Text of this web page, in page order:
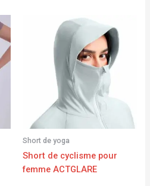
Short de yoga
Short de cyclisme pour
femme ACTGLARE